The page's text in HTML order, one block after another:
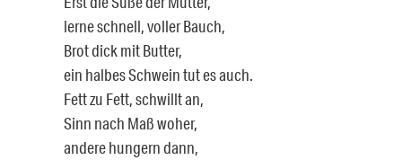
lerne schnell, voller Bauch,
Brot dick mit Butter,
ein halbes Schwein tut es auch.
Fett zu Fett, schwillt an,
Sinn nach Maß woher,
andere hungern dann,